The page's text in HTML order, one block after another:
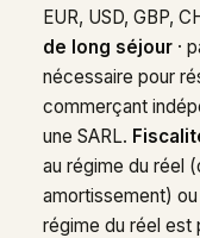
EUR, USD, GBP,
de long séjour ·
nécessaire pour
commerçant
une SARL.
au régime du réel
amortissement)
régime du réel est